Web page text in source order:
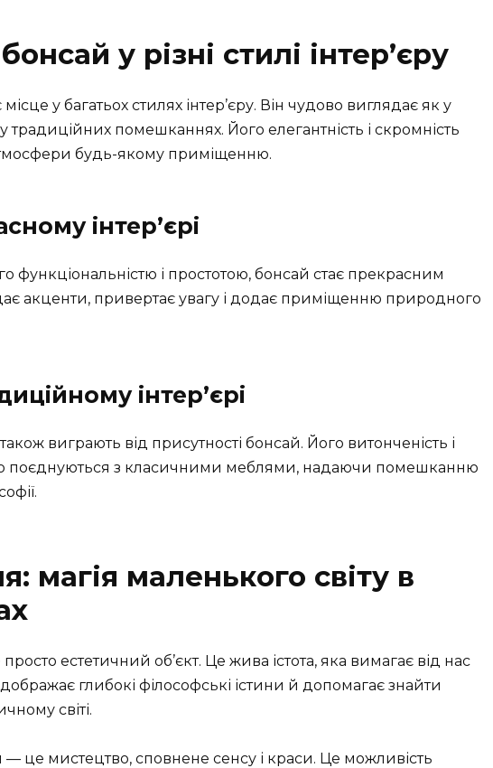
у різні стилі інтер’єру
у багатьох стилях інтер’єру. Він чудово виглядає як у
у традиційних помешканнях. Його елегантність і скромність
будь-якому приміщенню.
інтер’єрі
функціональністю і простотою, бонсай стає прекрасним
акценти, привертає увагу і додає приміщенню природного
інтер’єрі
виграють від присутності бонсай. Його витонченість і
поєднуються з класичними меблями, надаючи помешканню
магія маленького світу в
естетичний об’єкт. Це жива істота, яка вимагає від нас
глибокі філософські істини й допомагає знайти
світі.
це мистецтво, сповнене сенсу і краси. Це можливість